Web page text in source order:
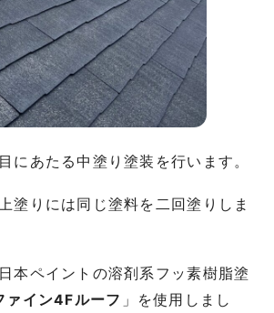
にあたる中塗り塗装を行います。
塗りには同じ塗料を二回塗りしま
本ペイントの溶剤系フッ素樹脂塗
ァイン4Fルーフ 」を使用しまし